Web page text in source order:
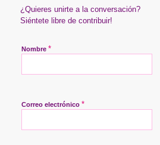
¿Quieres unirte a la conversación?
Siéntete libre de contribuir!
Nombre *
Correo electrónico *